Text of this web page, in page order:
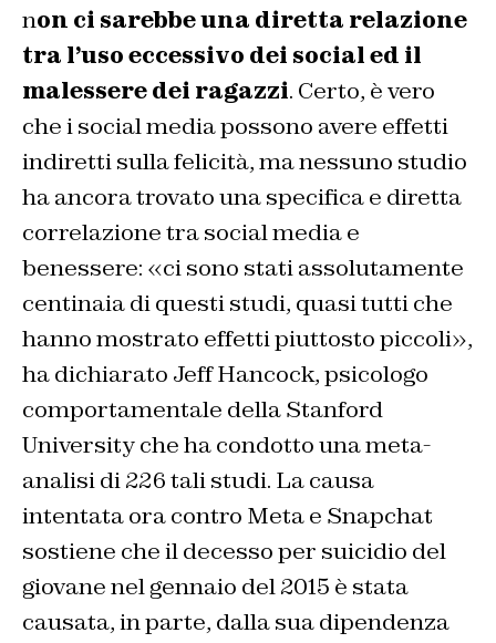
non ci sarebbe una diretta relazione
tra l’uso eccessivo dei social ed il
malessere dei ragazzi. Certo, è vero
che i social media possono avere effetti
indiretti sulla felicità, ma nessuno studio
ha ancora trovato una specifica e diretta
correlazione tra social media e
benessere: «ci sono stati assolutamente
centinaia di questi studi, quasi tutti che
hanno mostrato effetti piuttosto piccoli»,
ha dichiarato Jeff Hancock, psicologo
comportamentale della Stanford
University che ha condotto una meta-
analisi di 226 tali studi. La causa
intentata ora contro Meta e Snapchat
sostiene che il decesso per suicidio del
giovane nel gennaio del 2015 è stata
causata, in parte, dalla sua dipendenza